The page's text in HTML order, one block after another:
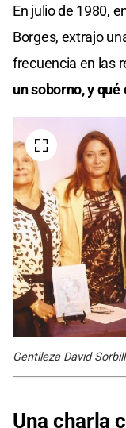
En julio de 1980,
Borges, extrajo
frecuencia en las
un soborno, y
Gentileza David
Una charla